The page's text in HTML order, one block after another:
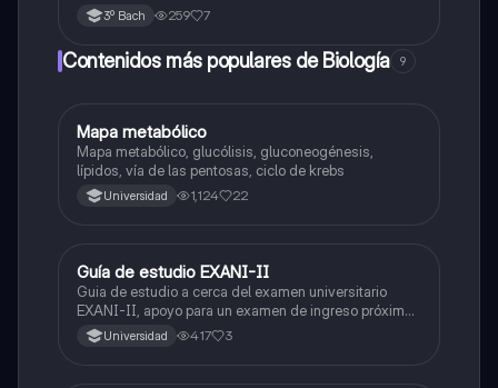
3º Bach 259 7
Contenidos más populares de Biología 9
Biología
Mapa metabólico
Mapa metabólico, glucólisis, gluconeogénesis,
lípidos, vía de las pentosas, ciclo de krebs
Universidad 1,124 22
Historia
Guía de estudio EXANI-II
Guia de estudio a cerca del examen universitario
EXANI-II, apoyo para un examen de ingreso próximo
2026.Universidad 417 3